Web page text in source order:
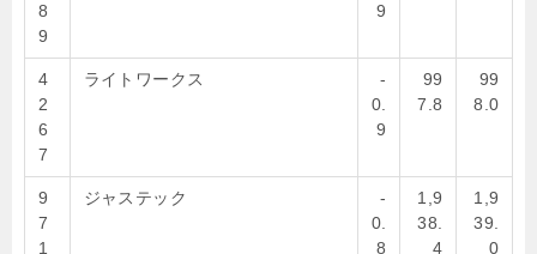
8
9
9
4
2
6
7
ライトワークス
-
0.
9
99
7.8
99
8.0
9
7
1
ジャステック
-
0.
8
1,9
38.
4
1,9
39.
0